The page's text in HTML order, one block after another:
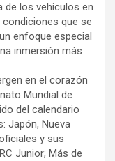
de los vehículos en
que se
enfoque especial
inmersión más
en el corazón
Mundial de
del calendario
Japón, Nueva
y sus
Junior; Más de